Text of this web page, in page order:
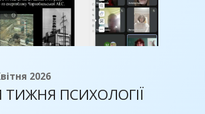
2026
ТИЖНЯ ПСИХОЛОГІЇ